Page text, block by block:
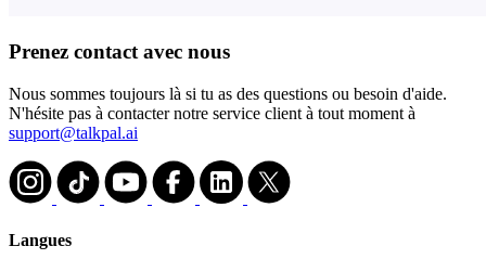
Prenez contact avec nous
Nous sommes toujours là si tu as des questions ou besoin d'aide.
N'hésite pas à contacter notre service client à tout moment à
support@talkpal.ai
Langues